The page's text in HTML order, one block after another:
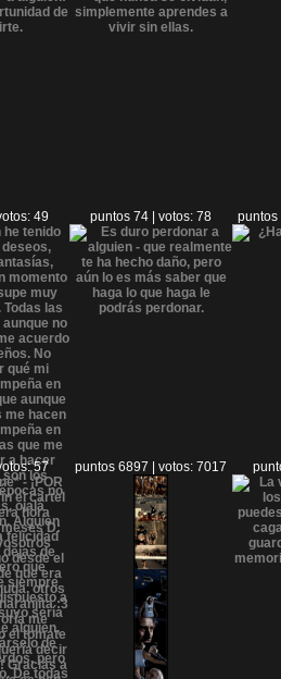
49 puntos 74 | votos: 78 puntos
57 puntos 6897 | votos: 7017